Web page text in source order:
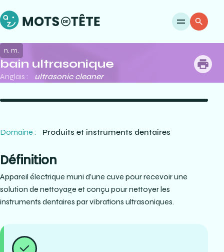
bain ultrasonique
n. m.
Anglais : ultrasonic cleaner
Domaine : Produits et instruments dentaires
Définition
Appareil électrique muni d’une cuve pour recevoir une
solution de nettoyage et conçu pour nettoyer les
instruments dentaires par vibrations ultrasoniques.